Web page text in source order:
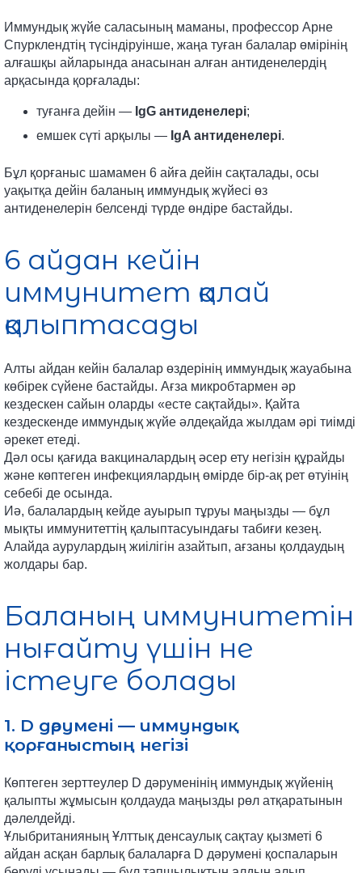
Иммундық жүйе саласының маманы, профессор Арне
Спурклендтің түсіндіруінше, жаңа туған балалар өмірінің
алғашқы айларында анасынан алған антиденелердің
арқасында қорғалады:
туғанға дейін — IgG антиденелері;
емшек сүті арқылы — IgA антиденелері.
Бұл қорғаныс шамамен 6 айға дейін сақталады, осы
уақытқа дейін баланың иммундық жүйесі өз
антиденелерін белсенді түрде өндіре бастайды.
6 айдан кейін
иммунитет қалай
қалыптасады
Алты айдан кейін балалар өздерінің иммундық жауабына
көбірек сүйене бастайды. Ағза микробтармен әр
кездескен сайын оларды «есте сақтайды». Қайта
кездескенде иммундық жүйе әлдеқайда жылдам әрі тиімді
әрекет етеді.
Дәл осы қағида вакциналардың әсер ету негізін құрайды
және көптеген инфекциялардың өмірде бір-ақ рет өтуінің
себебі де осында.
Иә, балалардың кейде ауырып тұруы маңызды — бұл
мықты иммунитеттің қалыптасуындағы табиғи кезең.
Алайда аурулардың жиілігін азайтып, ағзаны қолдаудың
жолдары бар.
Баланың иммунитетін
нығайту үшін не
істеуге болады
1. D дәрумені — иммундық
қорғаныстың негізі
Көптеген зерттеулер D дәруменінің иммундық жүйенің
қалыпты жұмысын қолдауда маңызды рөл атқаратынын
дәлелдейді.
Ұлыбританияның Ұлттық денсаулық сақтау қызметі 6
айдан асқан барлық балаларға D дәрумені қоспаларын